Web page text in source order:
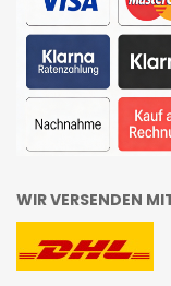
WIR VERSENDEN